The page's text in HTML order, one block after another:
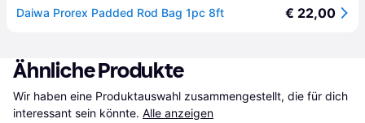
Daiwa Prorex Padded Rod Bag 1pc 8ft € 22,00
Ähnliche Produkte
Wir haben eine Produktauswahl zusammengestellt, die für dich
interessant sein könnte. Alle anzeigen